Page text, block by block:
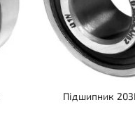
Підшипник